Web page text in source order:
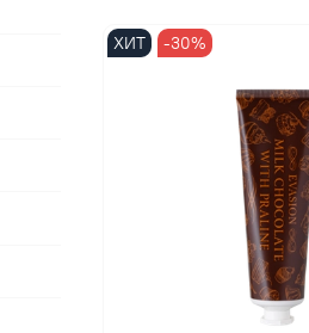
ХИТ -30%
В корзину